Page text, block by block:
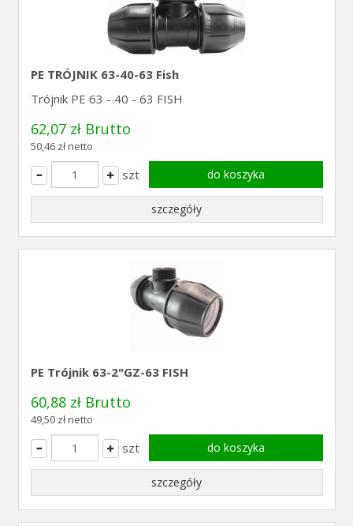
PE TRÓJNIK 63-40-63 Fish
Trójnik PE 63 - 40 - 63 FISH
62,07 zł Brutto
50,46 zł netto
szt do koszyka
szczegóły
PE Trójnik 63-2"GZ-63 FISH
60,88 zł Brutto
49,50 zł netto
szt do koszyka
szczegóły